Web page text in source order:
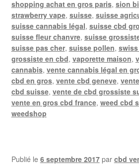
shopping achat en gros paris, sion
strawberry vape, suisse, suisse
suisse cannabis légal, suisse cbd
suisse fleur chanvre, suisse
suisse pas cher, suisse pollen,
grossiste en cbd, vaporette maison,
cannabis, vente cannabis légal en
cbd en gros, vente cbd geneve,
cbd suisse, vente de cbd grossiste
vente en gros cbd france, weed cbd
weedshop
Publié le 6 septembre 2017 par cbd